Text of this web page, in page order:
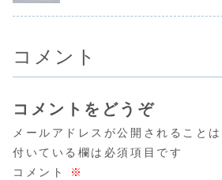
コメント
コメントをどうぞ
メールアドレスが公開されることは
付いている欄は必須項目です
コメント
※